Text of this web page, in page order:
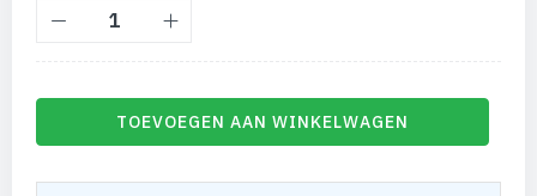
TOEVOEGEN AAN WINKELWAGEN